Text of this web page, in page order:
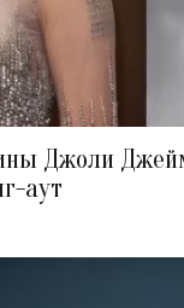
Джоли
аут